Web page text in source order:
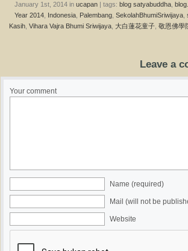
January 1st, 2014 in ucapan | tags: blog satyabuddha
Year 2014 Indonesia Palembang SekolahBhumiSriwijaya
Kasih Vihara Vajra Bhumi Sriwijaya 大白蓮花童子 敬恩佛學
Leave a
Your comment
Name (required)
Mail (will not be
Website